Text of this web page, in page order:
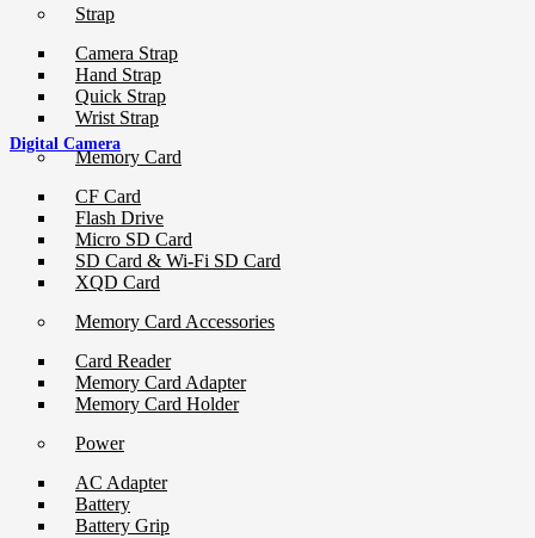
Strap
Camera Strap
Hand Strap
Quick Strap
Wrist Strap
Memory Card
CF Card
Flash Drive
Micro SD Card
SD Card & Wi-Fi SD Card
XQD Card
Memory Card Accessories
Card Reader
Memory Card Adapter
Memory Card Holder
Power
AC Adapter
Battery
Battery Grip
Digital Camera